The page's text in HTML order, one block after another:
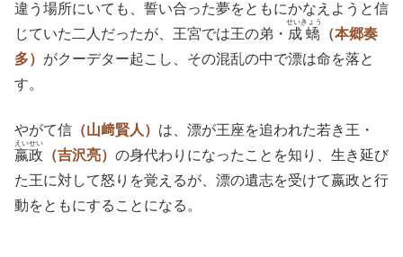
違う場所にいても、誓い合った夢をともにかなえようと信
じていた二人だったが、王宮では王の弟・ 成蟜
せいきょう
（本郷奏
多） がクーデター起こし、その混乱の中で漂は命を落と
す。
やがて信 （山﨑賢人） は、漂が王座を追われた若き王・
嬴政
えいせい
（吉沢亮） の身代わりになったことを知り、生き延び
た王に対して怒りを覚えるが、漂の遺志を受けて嬴政と行
動をともにすることになる。